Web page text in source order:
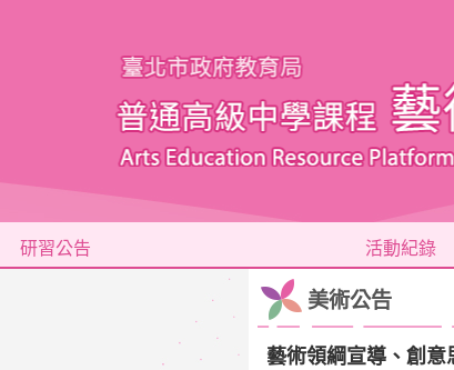
研習公告 活動紀錄
美術公告
藝術領綱宣導、創